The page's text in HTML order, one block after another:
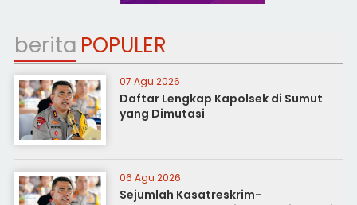
berita POPULER
07 Agu 2026
Daftar Lengkap Kapolsek di Sumut
yang Dimutasi
06 Agu 2026
Sejumlah Kasatreskrim-